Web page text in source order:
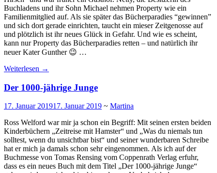
Buchladens und ihr Sohn Michael nehmen Property wie ein
Familienmitglied auf. Als sie später das Bücherparadies “gewinnen”
und sich dort gerade einrichten, taucht ein mieser Zeitgenosse auf
und plötzlich ist ihr neues Glück in Gefahr. Und wie es scheint,
kann nur Property das Bücherparadies retten – und natürlich ihr
neuer Kater Gunther 😉 …
Weiterlesen →
Der 1000-jährige Junge
17. Januar 201917. Januar 2019 ~ Martina
Ross Welford war mir ja schon ein Begriff: Mit seinen ersten beiden
Kinderbüchern „Zeitreise mit Hamster“ und „Was du niemals tun
solltest, wenn du unsichtbar bist“ und seiner wunderbaren Schreibe
hat er mich ja damals schon sehr eingenommen. Als ich auf der
Buchmesse von Tomas Rensing vom Coppenrath Verlag erfuhr,
dass es ein neues Buch mit dem Titel „Der 1000-jährige Junge“